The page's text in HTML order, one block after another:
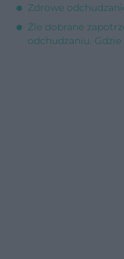
Zdrowe
Źle dobrane
odchudzaniu.